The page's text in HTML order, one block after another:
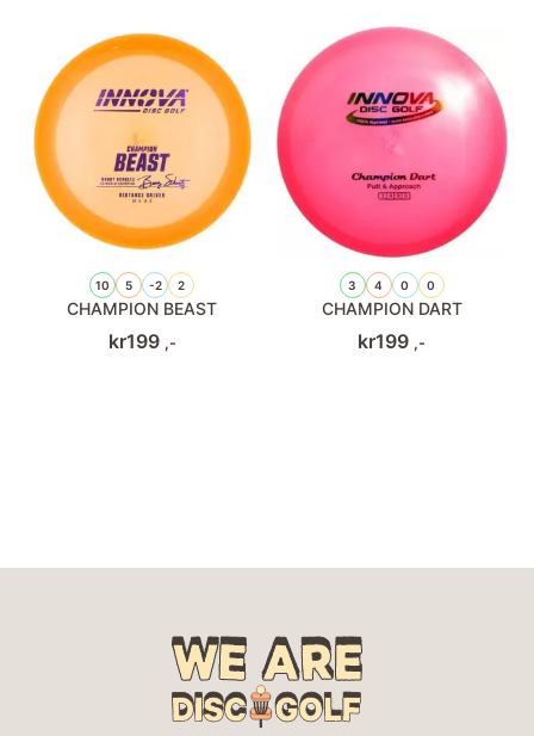
10 5 -2 2
CHAMPION BEAST
kr199 ,-
3 4 0 0
CHAMPION DART
kr199 ,-